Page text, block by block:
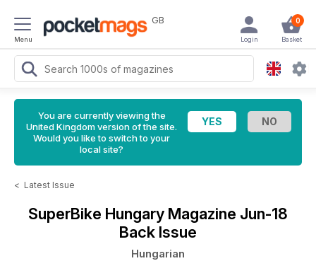
Menu
GB 0
Basket
Login
You are currently viewing the
United Kingdom version of the site.
Would you like to switch to your
local site?
< Latest Issue
SuperBike Hungary Magazine Jun-18
Back Issue
Hungarian